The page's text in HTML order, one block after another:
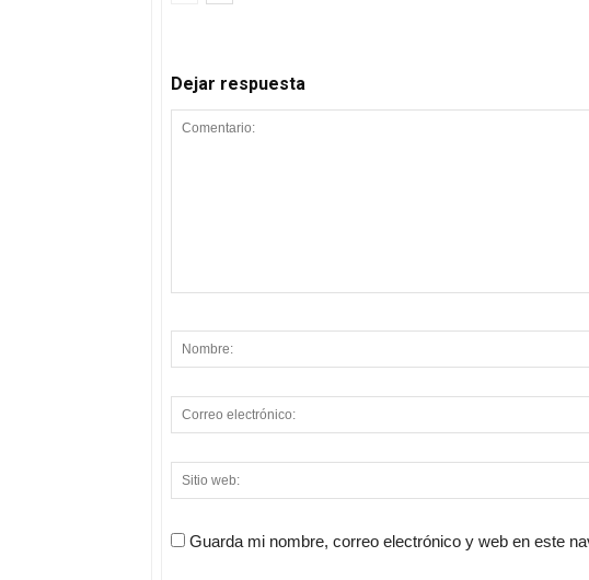
Dejar respuesta
Guarda mi nombre, correo electrónico y web en este